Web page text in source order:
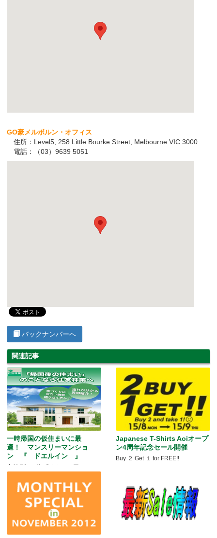
GO豪メルボルン・オフィス
住所：Level5, 258 Little Bourke Street, Melbourne VIC 3000
電話：（03）9639 5051
バックナンバーへ
関連記事
一時帰国の仮住まいに最
適！ マンスリーマンショ
ン 『 ドエルイン 』
ンペーン！！
Japanese T-Shirts Aoiオープ
ン4周年記念セール開催
Buy ２ Get １ for FREE!!